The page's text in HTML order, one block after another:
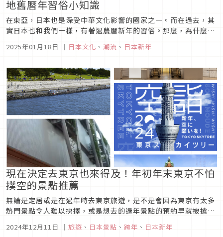
地舊曆年習俗小知識
在東亞，日本也是深受中華文化影響的國家之一。而在過去，其
實日本也和我們一樣，有著過農曆新年的習俗。那麼，為什麼現
在的日本不再過農曆新年，就連新年的假期都是以國曆新年為主
呢？
2025年01月18日 ｜ 日本文化 、 潮流 、 日本新年
現在決定去東京也來得及！年初年末東京不怕
撲空的景點推薦
無論是定居或是在過年時去東京旅遊，是不是會因為東京有太多
熱門景點令人難以抉擇，或是想去的過年景點的預約早就被搶購
的過年景點，希望能幫助到大家選擇自己中意的過年地點唷！
2024年12月11日 ｜ 旅遊 、 日本景點 、 跨年 、 日本新年